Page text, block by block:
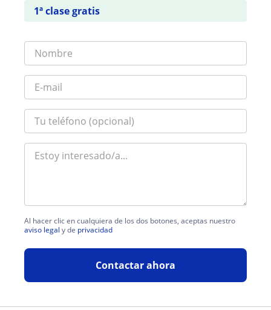
1ª clase gratis
Al hacer clic en cualquiera de los dos botones, aceptas nuestro
aviso legal y de privacidad
Contactar ahora